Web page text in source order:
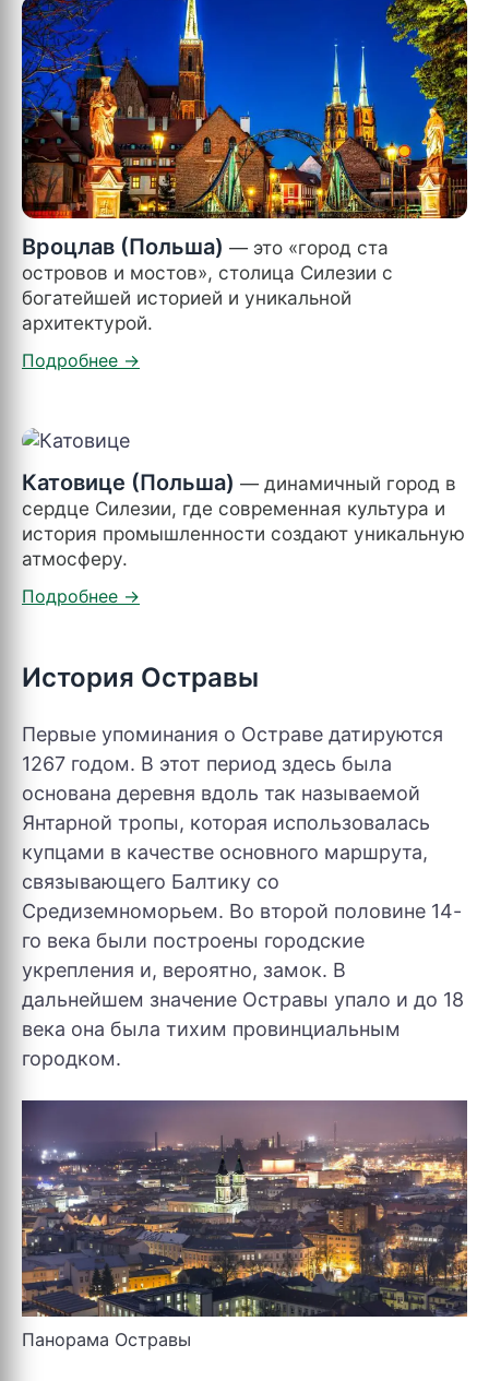
Вроцлав (Польша) — это «город ста
островов и мостов», столица Силезии с
богатейшей историей и уникальной
архитектурой.
Катовице (Польша) — динамичный город в
сердце Силезии, где современная культура и
история промышленности создают уникальную
атмосферу.
История Остравы
Первые упоминания о Остраве датируются
1267 годом. В этот период здесь была
основана деревня вдоль так называемой
Янтарной тропы, которая использовалась
купцами в качестве основного маршрута,
связывающего Балтику со
Средиземноморьем. Во второй половине 14-
го века были построены городские
укрепления и, вероятно, замок. В
дальнейшем значение Остравы упало и до 18
века она была тихим провинциальным
городком.
Панорама Остравы